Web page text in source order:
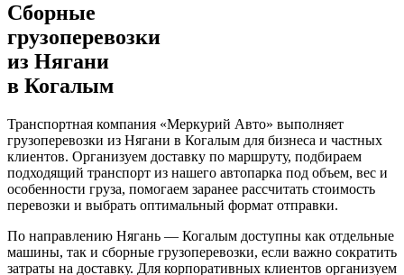
Сборные
грузоперевозки
из Нягани
в Когалым
Транспортная компания «Меркурий Авто» выполняет
грузоперевозки из Нягани в Когалым для бизнеса и частных
клиентов. Организуем доставку по маршруту, подбираем
подходящий транспорт из нашего автопарка под объем, вес и
особенности груза, помогаем заранее рассчитать стоимость
перевозки и выбрать оптимальный формат отправки.
По направлению Нягань — Когалым доступны как отдельные
машины, так и сборные грузоперевозки, если важно сократить
затраты на доставку. Для корпоративных клиентов организуем